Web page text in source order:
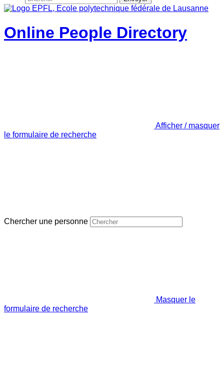
Online People Directory
Afficher / masquer
le formulaire de recherche
Chercher une personne
Masquer le
formulaire de recherche